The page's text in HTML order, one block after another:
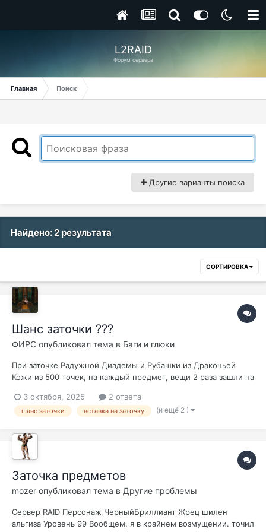
L2RAID
Форум сервера
Главная Поиск
Другие варианты поиска
Найдено: 2 результата
СОРТИРОВКА
Шанс заточки ???
ФИРС опубликовал тема в Баги и глюки
При заточке Радужной Диадемы и Рубашки из Драконьей
Кожи из 500 точек, на каждый предмет, вещи 2 раза зашли на
так и должно быть ??? Удача больше не считается и вставка
не работает ??? Хотя первые 3 дня после старта серва на +5
3 октября, 2025 2 ответа
шанс заточки вставка на заточку (и ещё 2 )
Заточка предметов
mozer опубликовал тема в Другие проблемы
Сервер RAID Персонаж ЧерныйБриллиант Жрец шилен
альгиза Уровень 99 Вообщем, я в крайнем возмущении. точил